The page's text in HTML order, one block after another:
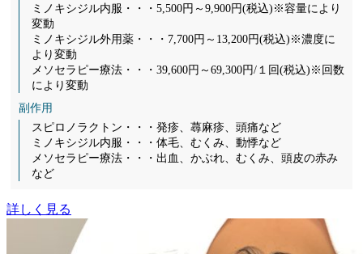
ミノキシジル内服・・・5,500円～9,900円(税込)※容量により
変動
ミノキシジル外用薬・・・7,700円～13,200円(税込)※濃度に
より変動
メソセラピー療法・・・39,600円～69,300円/１回(税込)※回数
により変動
副作用
スピロノラクトン・・・発疹、蕁麻疹、頭痛など
ミノキシジル内服・・・体毛、むくみ、動悸など
メソセラピー療法・・・出血、かぶれ、むくみ、頭皮の赤み
など
詳しく見る